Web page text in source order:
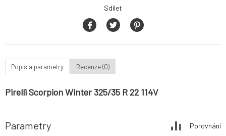
Sdílet
Popis a parametry Recenze (0)
Pirelli Scorpion Winter 325/35 R 22 114V
Parametry Porovnání